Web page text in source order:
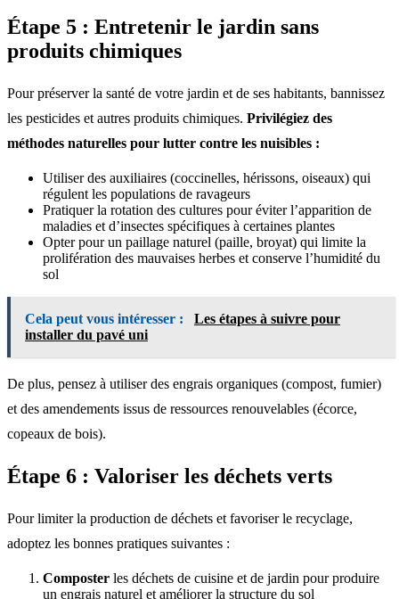
Étape 5 : Entretenir le jardin sans
produits chimiques
Pour préserver la santé de votre jardin et de ses habitants, bannissez
les pesticides et autres produits chimiques. Privilégiez des
méthodes naturelles pour lutter contre les nuisibles :
Utiliser des auxiliaires (coccinelles, hérissons, oiseaux) qui
régulent les populations de ravageurs
Pratiquer la rotation des cultures pour éviter l’apparition de
maladies et d’insectes spécifiques à certaines plantes
Opter pour un paillage naturel (paille, broyat) qui limite la
prolifération des mauvaises herbes et conserve l’humidité du
sol
Cela peut vous intéresser :
Les étapes à suivre pour
installer du pavé uni
De plus, pensez à utiliser des engrais organiques (compost, fumier)
et des amendements issus de ressources renouvelables (écorce,
copeaux de bois).
Étape 6 : Valoriser les déchets verts
Pour limiter la production de déchets et favoriser le recyclage,
adoptez les bonnes pratiques suivantes :
Composter les déchets de cuisine et de jardin pour produire
un engrais naturel et améliorer la structure du sol